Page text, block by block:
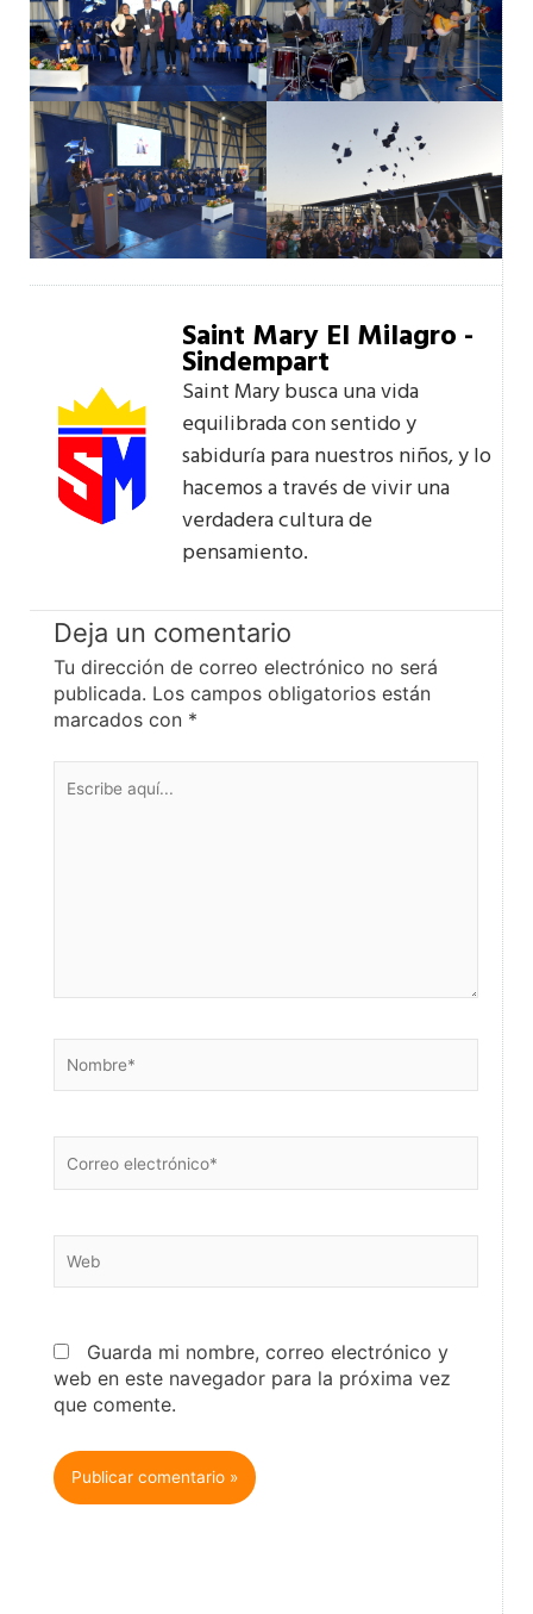
Saint Mary El Milagro -
Sindempart
Saint Mary busca una vida
equilibrada con sentido y
sabiduría para nuestros niños, y lo
hacemos a través de vivir una
verdadera cultura de
pensamiento.
Deja un comentario
Tu dirección de correo electrónico no será
publicada. Los campos obligatorios están
marcados con *
aquí...
electrónico*
Guarda mi nombre, correo electrónico y
web en este navegador para la próxima vez
que comente.